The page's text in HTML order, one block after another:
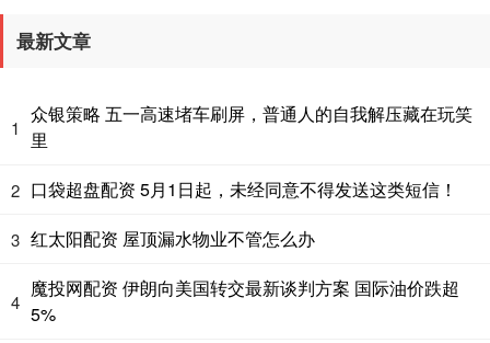
最新文章
1
众银策略 五一高速堵车刷屏，普通人的自我解压藏在玩笑
里
2 口袋超盘配资 5月1日起，未经同意不得发送这类短信！
3 红太阳配资 屋顶漏水物业不管怎么办
4
魔投网配资 伊朗向美国转交最新谈判方案 国际油价跌超
5%